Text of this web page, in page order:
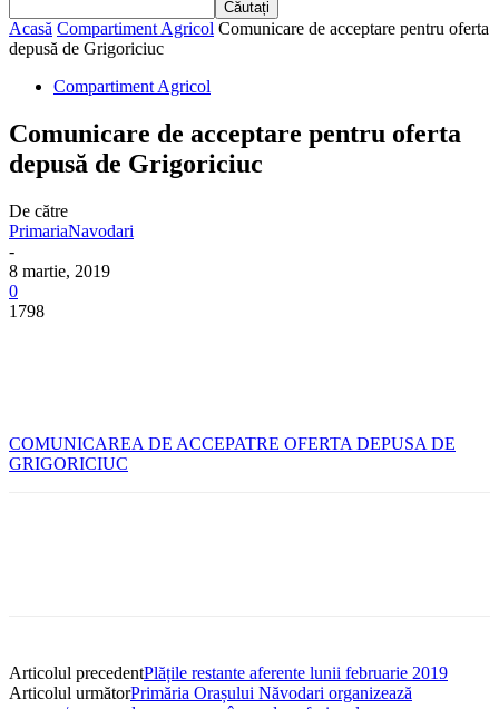
Acasă Compartiment Agricol Comunicare de acceptare pentru oferta
depusă de Grigoriciuc
Compartiment Agricol
Comunicare de acceptare pentru oferta
depusă de Grigoriciuc
De către
PrimariaNavodari
-
8 martie, 2019
0
1798
COMUNICAREA DE ACCEPATRE OFERTA DEPUSA DE
GRIGORICIUC
Articolul precedentPlățile restante aferente lunii februarie 2019
Articolul următorPrimăria Orașului Năvodari organizează